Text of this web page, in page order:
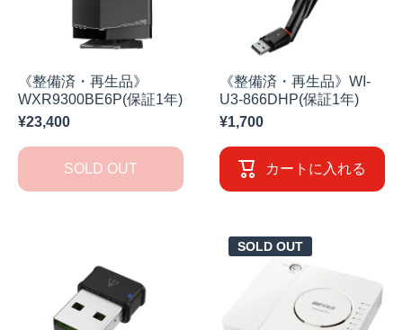
《整備済・再生品》
WXR9300BE6P(保証1年)
¥23,400
SOLD OUT
《整備済・再生品》WI-
U3-866DHP(保証1年)
¥1,700
カートに入れる
SOLD OUT